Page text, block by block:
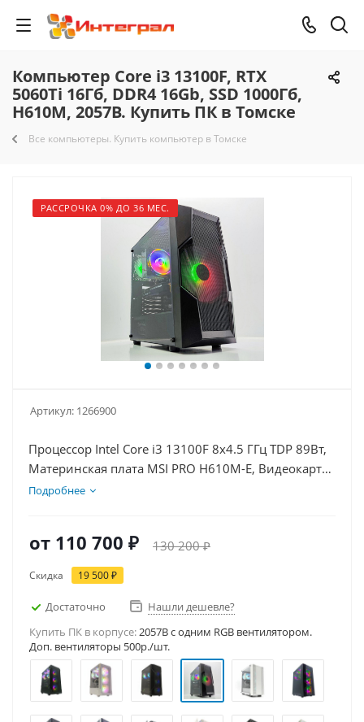
Компьютер Core i3 13100F, RTX
5060Ti 16Гб, DDR4 16Gb, SSD 1000Гб,
H610M, 2057B. Купить ПК в Томске
Все компьютеры. Купить компьютер в Томске
РАССРОЧКА 0% ДО 36 МЕС.
Артикул: 1266900
Процессор Intel Core i3 13100F 8x4.5 ГГц TDP 89Вт,
Материнская плата MSI PRO H610M-E, Видеокарта
RTX 5060Ti 16Гб, Память DDR4 16Gb, Диски SSD
Подробнее
от 110 700 ₽ 130 200 ₽
Скидка 19 500 ₽
Достаточно
Нашли дешевле?
Купить ПК в корпусе:2057B c одним RGB вентилятором.
Доп. вентиляторы 500р./шт.